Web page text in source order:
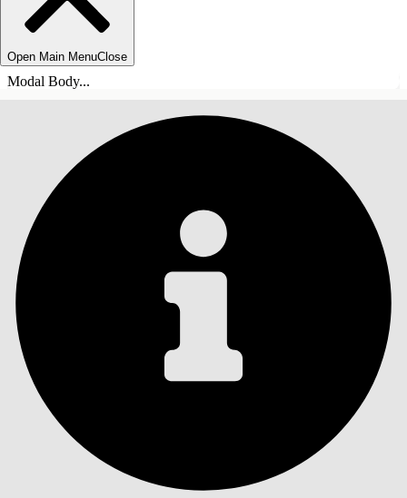
Open Main MenuClose
Modal Body...
目錄